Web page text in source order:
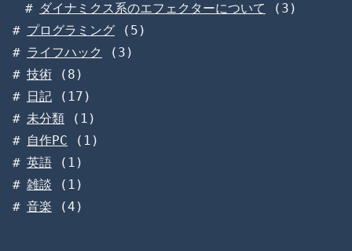
ダイナミクス系のエフェクターについて
(3)
プログラミング (5)
ライフハック
(3)
技術 (8)
日記 (17)
未分類 (1)
自作PC (1)
英語 (1)
雑談 (1)
音楽 (4)